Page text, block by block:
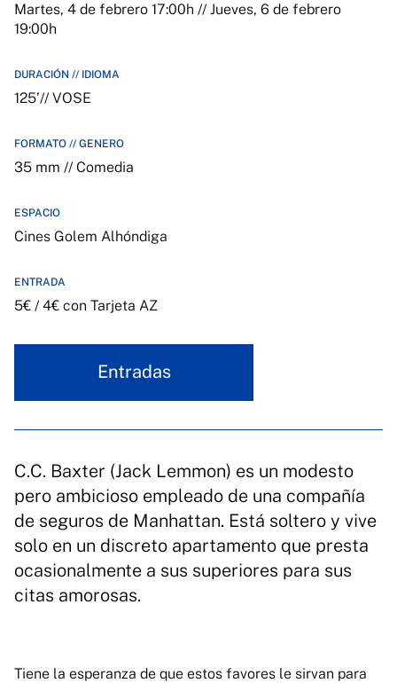
Martes, 4 de febrero 17:00h // Jueves, 6 de febrero
19:00h
DURACIÓN // IDIOMA
125’// VOSE
FORMATO // GENERO
35 mm // Comedia
ESPACIO
Cines Golem Alhóndiga
ENTRADA
5€ / 4€ con Tarjeta AZ
Entradas
C.C. Baxter (Jack Lemmon) es un modesto
pero ambicioso empleado de una compañía
de seguros de Manhattan. Está soltero y vive
solo en un discreto apartamento que presta
ocasionalmente a sus superiores para sus
citas amorosas.
Tiene la esperanza de que estos favores le sirvan para